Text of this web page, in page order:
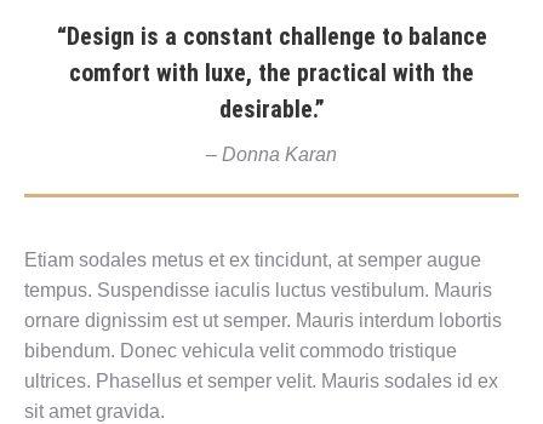
“Design is a constant challenge to balance
comfort with luxe, the practical with the
desirable.”
– Donna Karan
Etiam sodales metus et ex tincidunt, at semper augue
tempus. Suspendisse iaculis luctus vestibulum. Mauris
ornare dignissim est ut semper. Mauris interdum lobortis
bibendum. Donec vehicula velit commodo tristique
ultrices. Phasellus et semper velit. Mauris sodales id ex
sit amet gravida.